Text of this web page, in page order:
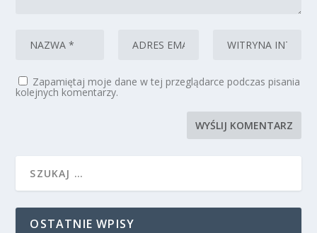
Zapamiętaj moje dane w tej przeglądarce podczas pisania
kolejnych komentarzy.
OSTATNIE WPISY